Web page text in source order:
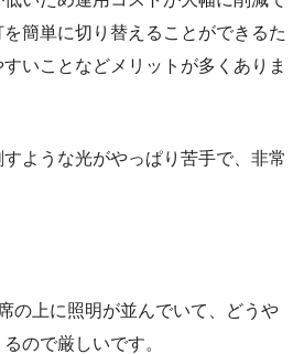
簡単に切り替えることができるた
いことなどメリットが多くありま
ような光がやっぱり苦手で、非常
の上に照明が並んでいて、どうや
ので厳しいです。